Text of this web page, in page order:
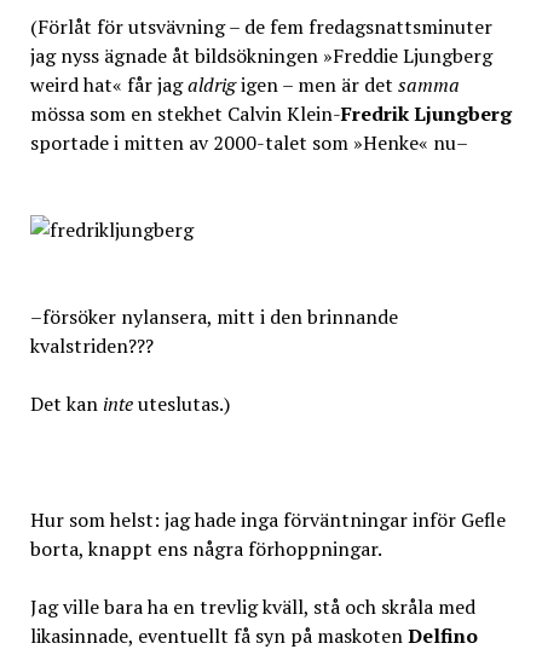
(Förlåt för utsvävning – de fem fredagsnattsminuter
jag nyss ägnade åt bildsökningen »Freddie Ljungberg
weird hat« får jagaldrigigen – men är det samma
mössa som en stekhet Calvin Klein-Fredrik Ljungberg
sportade i mitten av 2000-talet som »Henke« nu–
–försöker nylansera, mitt i den brinnande
kvalstriden???
Det kan inteuteslutas.)
Hur som helst: jag hade inga förväntningar inför Gefle
borta, knappt ens några förhoppningar.
Jag ville bara ha en trevlig kväll, stå och skråla med
likasinnade, eventuellt få syn på maskotenDelfino